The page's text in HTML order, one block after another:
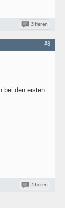
Zitieren
#8
bei den ersten
Zitieren